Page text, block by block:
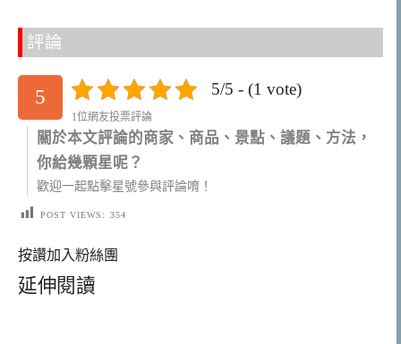
評論
5 5/5 - (1 vote)
1位網友投票評論
關於本文評論的商家、商品、景點、議題、方法，
你給幾顆星呢？
歡迎一起點擊星號參與評論唷！
POST VIEWS: 354
按讚加入粉絲團
延伸閱讀